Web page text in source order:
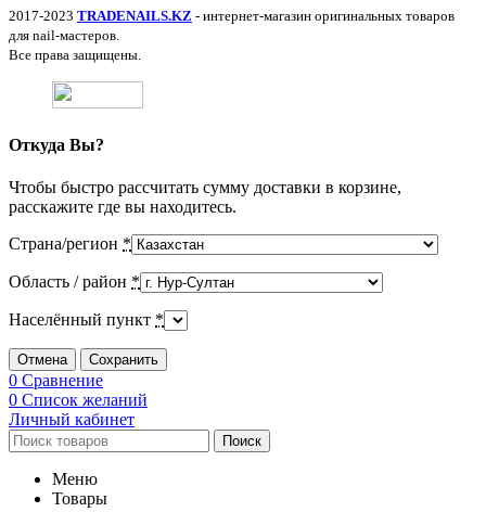
2017-2023 TRADENAILS.KZ - интернет-магазин оригинальных товаров
для nail-мастеров.
Все права защищены.
Откуда Вы?
Чтобы быстро рассчитать сумму доставки в корзине,
расскажите где вы находитесь.
Страна/регион *
Область / район *
Населённый пункт *
Отмена Сохранить
0 Сравнение
0 Список желаний
Личный кабинет
Поиск
Меню
Товары